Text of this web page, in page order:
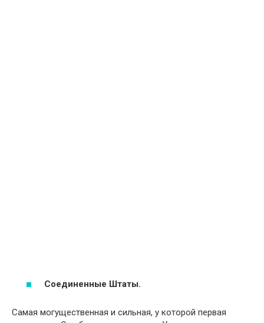
Соединенные Штаты.
Самая могущественная и сильная, у которой первая